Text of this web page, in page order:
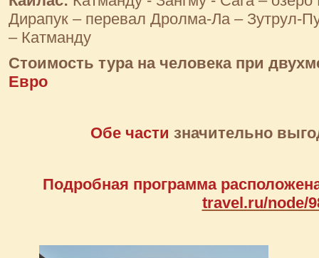
Дирапук – перевал Дролма-Ла – Зутрул-
– Катманду
Стоимость тура на человека при
Евро
Обе части значительно
Подробная программа
travel.ru/node/